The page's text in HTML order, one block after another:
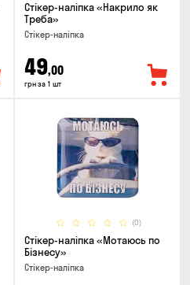
Стікер-наліпка «Накрило як
Треба»
Стікер-наліпка
49,00
грн за 1 шт
(0)
Стікер-наліпка «Мотаюсь по
Бізнесу»
Стікер-наліпка